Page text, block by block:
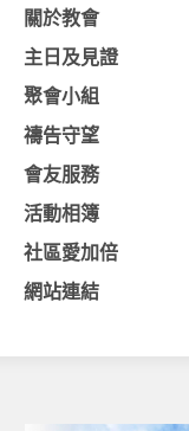
聚會剪影_2013年
教會節慶
教會節慶_2024年
教會節慶_2023年
教會節慶_2022年
教會節慶_2019年
關於教會
主日及見證
聚會小組
禱告守望
會友服務
活動相簿
社區愛加倍
網站連結